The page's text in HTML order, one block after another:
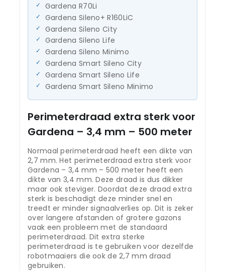
Gardena R70Li
Gardena Sileno+ R160LiC
Gardena Sileno City
Gardena Sileno Life
Gardena Sileno Minimo
Gardena Smart Sileno City
Gardena Smart Sileno Life
Gardena Smart Sileno Minimo
Perimeterdraad extra sterk voor
Gardena – 3,4 mm – 500 meter
Normaal perimeterdraad heeft een dikte van
2,7 mm. Het perimeterdraad extra sterk voor
Gardena – 3,4 mm – 500 meter heeft een
dikte van 3,4 mm. Deze draad is dus dikker
maar ook steviger. Doordat deze draad extra
sterk is beschadigt deze minder snel en
treedt er minder signaalverlies op. Dit is zeker
over langere afstanden of grotere gazons
vaak een probleem met de standaard
perimeterdraad. Dit extra sterke
perimeterdraad is te gebruiken voor dezelfde
robotmaaiers die ook de 2,7 mm draad
gebruiken.